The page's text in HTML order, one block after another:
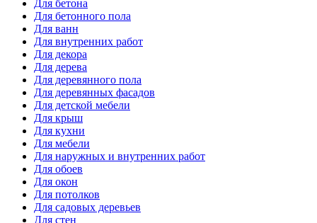
Для бетона
Для бетонного пола
Для ванн
Для внутренних работ
Для декора
Для дерева
Для деревянного пола
Для деревянных фасадов
Для детской мебели
Для крыш
Для кухни
Для мебели
Для наружных и внутренних работ
Для обоев
Для окон
Для потолков
Для садовых деревьев
Для стен